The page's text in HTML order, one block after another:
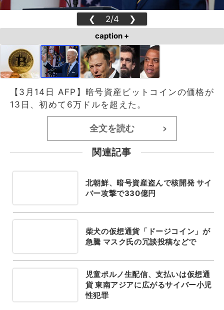
❮ 2/4 ❯
caption +
【3月14日 AFP】暗号資産ビットコインの価格が
13日、初めて6万ドルを超えた。
全文を読む >
関連記事
北朝鮮、暗号資産盗んで核開発 サイ
バー攻撃で330億円
柴犬の仮想通貨「ドージコイン」が
急騰 マスク氏の冗談投稿などで
児童ポルノ生配信、支払いは仮想通
貨 東南アジアに広がるサイバー小児
性犯罪